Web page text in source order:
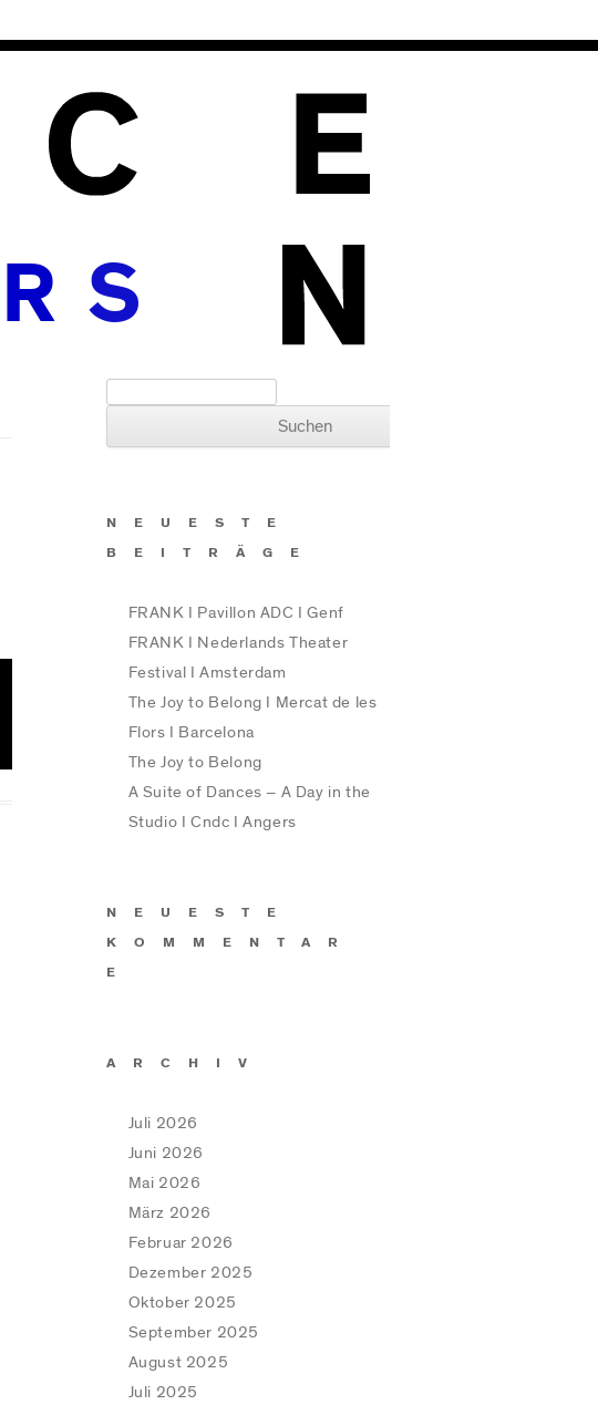
R
NEUESTE
BEITRÄGE
FRANK I Pavillon ADC I Genf
FRANK I Nederlands Theater
Festival I Amsterdam
The Joy to Belong I Mercat de les
Flors I Barcelona
The Joy to Belong
A Suite of Dances – A Day in the
Studio I Cndc I Angers
NEUESTE
KOMMENTAR
E
ARCHIV
Juli 2026
Juni 2026
Mai 2026
März 2026
Februar 2026
Dezember 2025
Oktober 2025
September 2025
August 2025
Juli 2025